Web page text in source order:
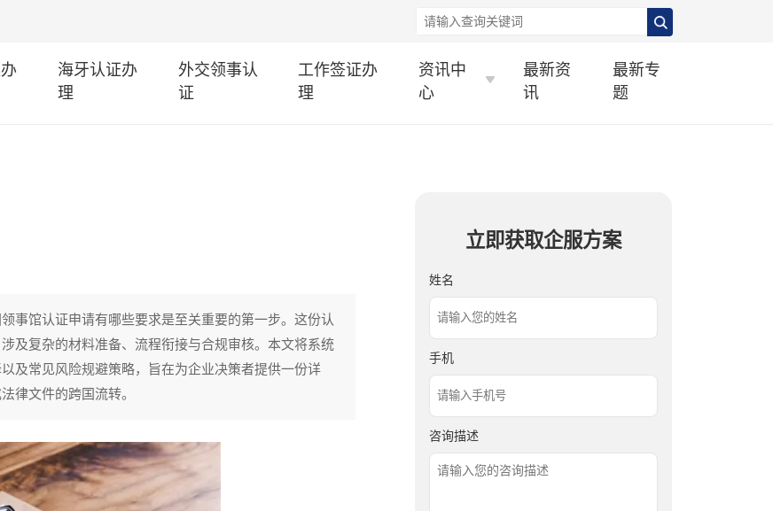
海牙认证办
理
外交领事认
证
工作签证办
理
资讯中
心
最新资
讯
最新专
题
事馆认证申请有哪些要求是至关重要的第一步。这份认
及复杂的材料准备、流程衔接与合规审核。本文将系统
及常见风险规避策略，旨在为企业决策者提供一份详
律文件的跨国流转。
立即获取企服方案
姓名
手机
咨询描述